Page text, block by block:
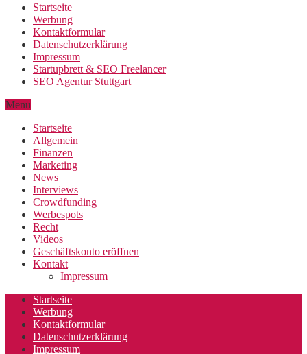
Startseite
Werbung
Kontaktformular
Datenschutzerklärung
Impressum
Startupbrett & SEO Freelancer
SEO Agentur Stuttgart
Menu
Startseite
Allgemein
Finanzen
Marketing
News
Interviews
Crowdfunding
Werbespots
Recht
Videos
Geschäftskonto eröffnen
Kontakt
Impressum
Startseite
Werbung
Kontaktformular
Datenschutzerklärung
Impressum